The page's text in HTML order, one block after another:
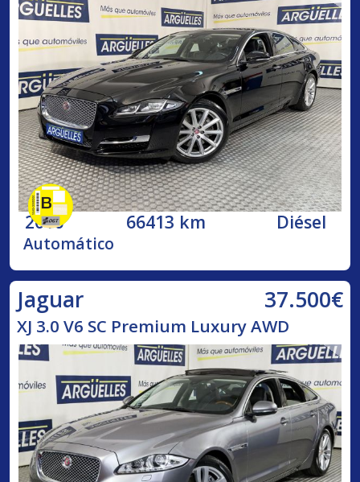
2016 66413 km Diésel
Automático
Jaguar 37.500€
XJ 3.0 V6 SC Premium Luxury AWD